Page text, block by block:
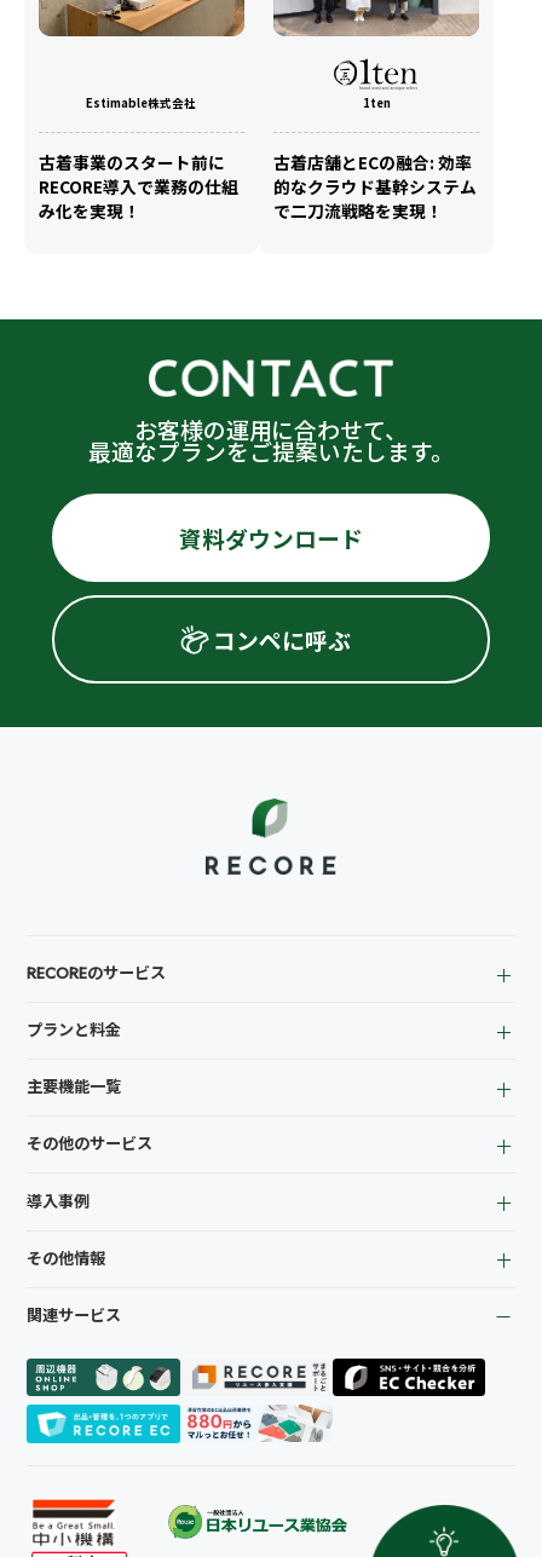
Estimable株式会社
古着事業のスタート前に
RECORE導入で業務の仕組
み化を実現！
1ten
古着店舗とECの融合: 効率
的なクラウド基幹システム
で二刀流戦略を実現！
お客様の運用に合わせて、
最適なプランをご提案いたします。
資料ダウンロード
コンペに呼ぶ
RECOREのサービス
小売業者向け
プランと料金
for Retail
主要機能一覧
店頭販売機能
KPI管理機能
会計機能
その他のサービス
宅配買取管理機能
ささげ代行サービス
導入事例
リサイクルショップ
買取専門店
その他情報
お知らせ
会社概要
プライバシーポリシー
関連サービス